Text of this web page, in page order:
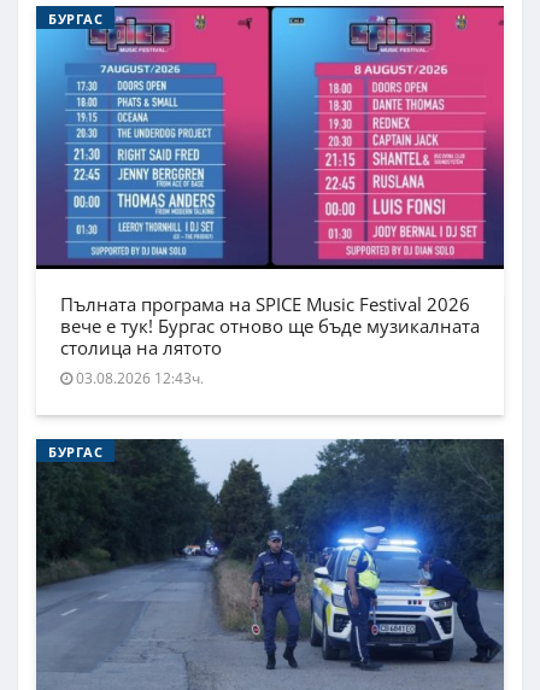
БУРГАС
Пълната програма на SPICE Music Festival 2026
вече е тук! Бургас отново ще бъде музикалната
столица на лятото
03.08.2026 12:43ч.
БУРГАС